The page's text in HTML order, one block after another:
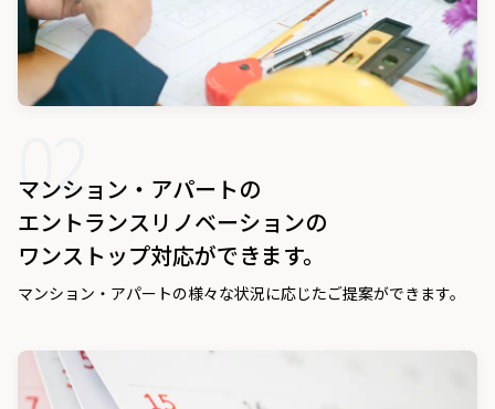
02
マンション・アパートの
エントランスリノベーションの
ワンストップ対応ができます。
マンション・アパートの様々な状況に応じたご提案ができます。